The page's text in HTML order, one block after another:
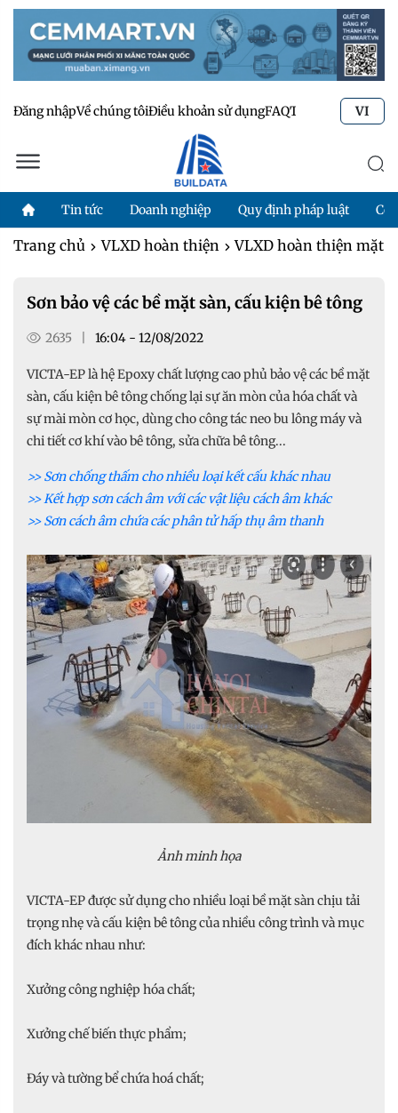
Đăng nhậpVề chúng tôiĐiều khoản sử dụngFAQTư vấn kỹ thuật
VI
Tin tức Doanh nghiệp Quy định pháp luật
Trang chủ VLXD hoàn thiện VLXD hoàn thiện mặt
Sơn bảo vệ các bề mặt sàn, cấu kiện bê tông
2635 16:04 - 12/08/2022
VICTA-EP là hệ Epoxy chất lượng cao phủ bảo vệ các bề mặt
sàn, cấu kiện bê tông chống lại sự ăn mòn của hóa chất và
sự mài mòn cơ học, dùng cho công tác neo bu lông máy và
chi tiết cơ khí vào bê tông, sửa chữa bê tông...
>> Sơn chống thấm cho nhiều loại kết cấu khác nhau
>> Kết hợp sơn cách âm với các vật liệu cách âm khác
>> Sơn cách âm chứa các phân tử hấp thụ âm thanh
Ảnh minh họa
VICTA-EP được sử dụng cho nhiều loại bề mặt sàn chịu tải
trọng nhẹ và cấu kiện bê tông của nhiều công trình và mục
đích khác nhau như:
Xưởng công nghiệp hóa chất;
Xưởng chế biến thực phẩm;
Đáy và tường bể chứa hoá chất;